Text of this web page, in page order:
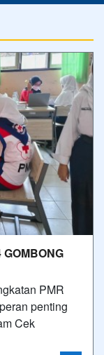
GOMBONG
PMR
penting
Cek